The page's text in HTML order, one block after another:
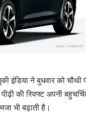
इंडिया ने बुधवार को
की स्विफ्ट अपनी
भी बढ़ाती है।